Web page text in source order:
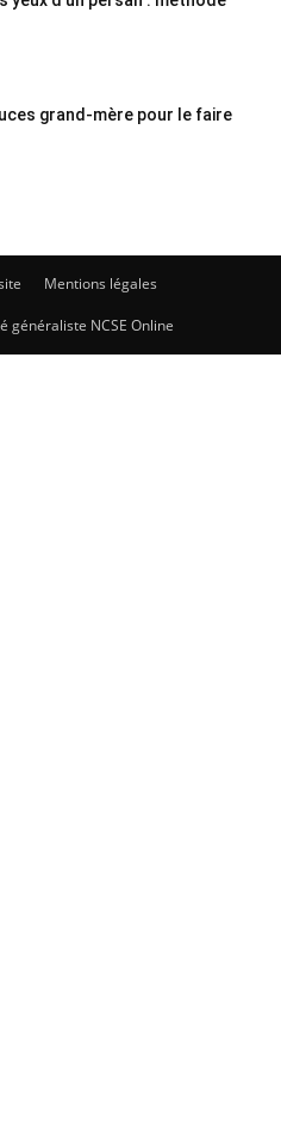
grand-mère pour le faire
Mentions légales
généraliste NCSE Online